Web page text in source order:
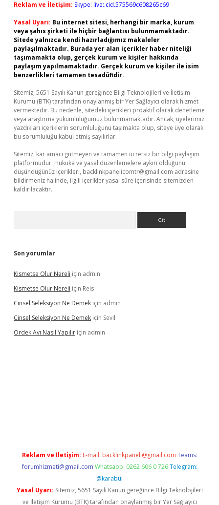
Reklam ve İletişim: Skype: live:.cid.575569c608265c69
Yasal Uyarı: Bu internet sitesi, herhangi bir marka, kurum
veya şahıs şirketi ile hiçbir bağlantısı bulunmamaktadır.
Sitede yalnızca kendi hazırladığımız makaleler
paylaşılmaktadır. Burada yer alan içerikler haber niteliği
taşımamakta olup, gerçek kurum ve kişiler hakkında
paylaşım yapılmamaktadır. Gerçek kurum ve kişiler ile isim
benzerlikleri tamamen tesadüfidir.
Sitemiz, 5651 Sayılı Kanun gereğince Bilgi Teknolojileri ve İletişim
Kurumu (BTK) tarafından onaylanmış bir Yer Sağlayıcı olarak hizmet
vermektedir. Bu nedenle, sitedeki içerikleri proaktif olarak denetleme
veya araştırma yükümlülüğümüz bulunmamaktadır. Ancak, üyelerimiz
yazdıkları içeriklerin sorumluluğunu taşımakta olup, siteye üye olarak
bu sorumluluğu kabul etmiş sayılırlar.
Sitemiz, kar amacı gütmeyen ve tamamen ücretsiz bir bilgi paylaşım
platformudur. Hukuka ve yasal düzenlemelere aykırı olduğunu
düşündüğünüz içerikleri, backlinkpanelicomtr@gmail.com adresine
bildirmeniz halinde, ilgili içerikler yasal süre içerisinde sitemizden
kaldırılacaktır.
Son yorumlar
Kismetse Olur Nereli için admin
Kismetse Olur Nereli için Reis
Cinsel Seleksiyon Ne Demek için admin
Cinsel Seleksiyon Ne Demek için Sevil
Ördek Avı Nasıl Yapılır için admin
Reklam ve İletişim: E-mail: backlinkpaneli@gmail.com Teams:
forumhizmeti@gmail.com Whatsapp: 0262 606 0 726 Telegram:
@karabul
Yasal Uyarı: Sitemiz, 5651 Sayılı Kanun gereğince Bilgi Teknolojileri
ve İletişim Kurumu (BTK) tarafından onaylanmış bir Yer Sağlayıcı